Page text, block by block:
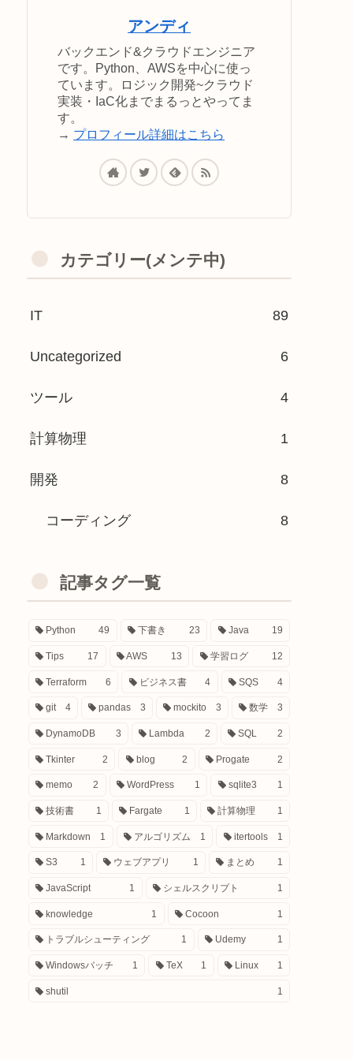
アンディ
バックエンド&クラウドエンジニア
です。Python、AWSを中心に使っ
ています。ロジック開発~クラウド
実装・IaC化までまるっとやってま
す。
→ プロフィール詳細はこちら
カテゴリー(メンテ中)
IT 89
Uncategorized 6
ツール 4
計算物理 1
開発 8
コーディング 8
記事タグ一覧
Python 49 下書き 23 Java 19
Tips 17 AWS 13 学習ログ 12
Terraform 6 ビジネス書 4 SQS 4
git 4 pandas 3 mockito 3 数学 3
DynamoDB 3 Lambda 2 SQL 2
Tkinter 2 blog 2 Progate 2
memo 2 WordPress 1 sqlite3 1
技術書 1 Fargate 1 計算物理 1
Markdown 1 アルゴリズム 1 itertools 1
S3 1 ウェブアプリ 1 まとめ 1
JavaScript 1 シェルスクリプト 1
knowledge 1 Cocoon 1
トラブルシューティング 1 Udemy 1
Windowsバッチ 1 TeX 1 Linux 1
shutil 1